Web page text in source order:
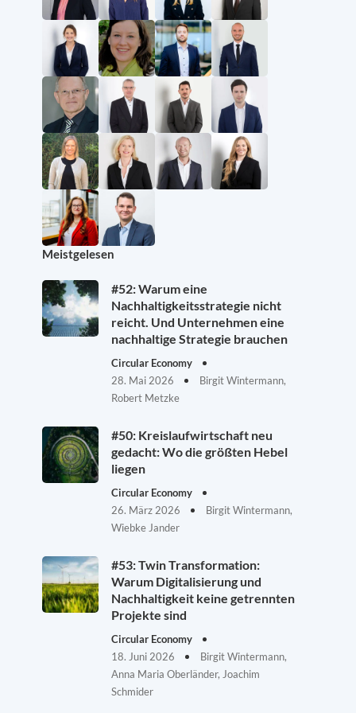
Meistgelesen
#52: Warum eine
Nachhaltigkeitsstrategie nicht
reicht. Und Unternehmen eine
nachhaltige Strategie brauchen
Circular Economy
28. Mai 2026
Birgit Wintermann,
Robert Metzke
#50: Kreislaufwirtschaft neu
gedacht: Wo die größten Hebel
liegen
Circular Economy
26. März 2026
Birgit Wintermann,
Wiebke Jander
#53: Twin Transformation:
Warum Digitalisierung und
Nachhaltigkeit keine getrennten
Projekte sind
Circular Economy
18. Juni 2026
Birgit Wintermann,
Anna Maria Oberländer, Joachim
Schmider